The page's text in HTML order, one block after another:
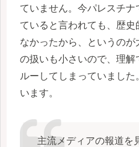
ていません。今パレスチナ
ていると言われても、歴史
なかったから、というの
の扱いも小さいので、理解
ルーしてしまっていまし
います。
主流メディアの報道を